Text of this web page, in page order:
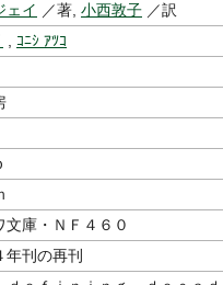
ェイ ／著, 小西敦子 ／訳
ｺﾆｼ ｱﾂｺ
文庫・ＮＦ４６０
年刊の再刊